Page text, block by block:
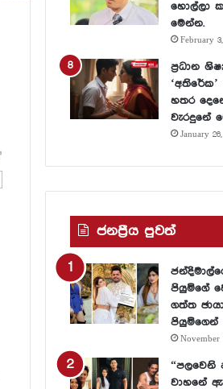
හොල්ලා
මෙන්න.
February
ප්‍රධාන
හතර
වැරදුනේ
January
ජනප්‍රීය පුවත්
පියුමිගේ
ගත්ත
පියුමිගෙන්
November
“පලවෙනි
වාහනේ